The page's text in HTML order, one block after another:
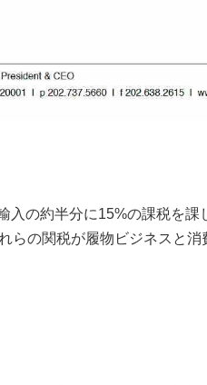
の約半分に15%の課税を課
らの関税が履物ビジネスと